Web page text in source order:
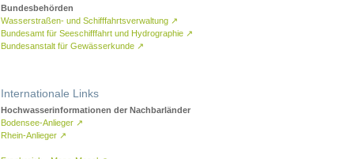
Bundesbehörden
Wasserstraßen- und Schifffahrtsverwaltung ↗
Bundesamt für Seeschifffahrt und Hydrographie ↗
Bundesanstalt für Gewässerkunde ↗
Internationale Links
Hochwasserinformationen der Nachbarländer
Bodensee-Anlieger ↗
Rhein-Anlieger ↗